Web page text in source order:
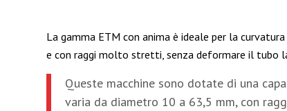
La gamma ETM con anima è ideale per la
e con raggi molto stretti, senza deformare il tubo
Queste macchine sono dotate di una
varia da diametro 10 a 63,5 mm, con